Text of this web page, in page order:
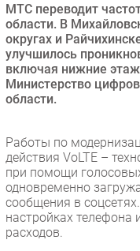
Web
Безопасность
Инновации
CIO/Управление ИТ
Гаджеты
РАЗДЕЛЫ
Новости
Аналитика
МТС переводит
области. В
округах и
улучшилось
включая нижние
Министерство
области.
Работы по
действия VoLTE –
при помощи
одновременно
сообщения в
настройках телефона
расходов.